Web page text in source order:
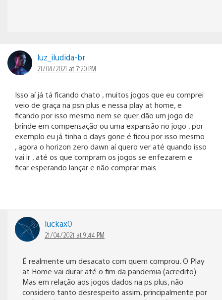
luz_iludida-br
21/04/2021 at 7:20 PM
Isso aí já tá ficando chato , muitos jogos que eu comprei
veio de graça na psn plus e nessa play at home, e
ficando por isso mesmo nem se quer dão um jogo de
brinde em compensação ou uma expansão no jogo , por
exemplo eu já tinha o days gone é ficou por isso mesmo
, agora o horizon zero dawn aí quero ver até quando isso
vai ir , até os que compram os jogos se enfezarem e
ficar esperando lançar e não comprar mais
luckax0
21/04/2021 at 9:44 PM
É realmente um desacato com quem comprou. O Play
at Home vai durar até o fim da pandemia (acredito).
Mas em relação aos jogos dados na ps plus, não
considero tanto desrespeito assim, principalmente por